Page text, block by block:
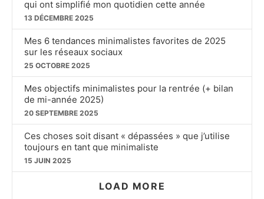
qui ont simplifié mon quotidien cette année
13 DÉCEMBRE 2025
Mes 6 tendances minimalistes favorites de 2025
sur les réseaux sociaux
25 OCTOBRE 2025
Mes objectifs minimalistes pour la rentrée (+ bilan
de mi-année 2025)
20 SEPTEMBRE 2025
Ces choses soit disant « dépassées » que j’utilise
toujours en tant que minimaliste
15 JUIN 2025
LOAD MORE